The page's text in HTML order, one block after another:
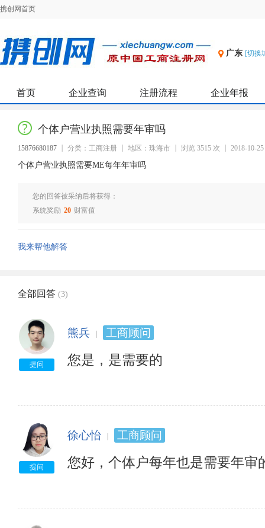
携创网首页
广东 [切换
首页 企业查询 注册流程 企业年报
个体户营业执照需要年审吗
15876680187 分类：工商注册 地区：珠海市 浏览 3515 次 2018-10-25
个体户营业执照需要ME每年年审吗
您的回答被采纳后将获得：
系统奖励 20 财富值
我来帮他解答
全部回答 (3)
提问
熊兵 工商顾问
您是，是需要的
提问
徐心怡 工商顾问
您好，个体户每年也是需要年审